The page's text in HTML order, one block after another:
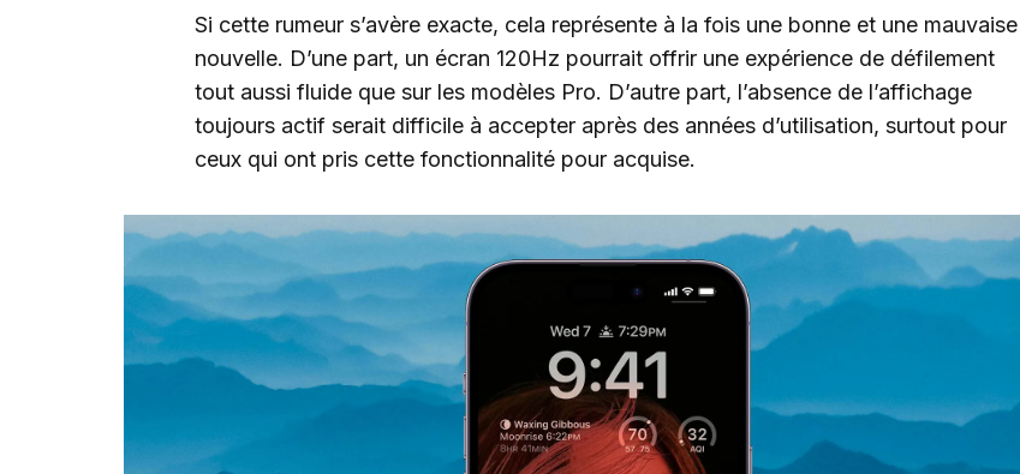
Si cette rumeur s’avère exacte, cela représente à la fois une bonne et une mauvaise
nouvelle. D’une part, un écran 120Hz pourrait offrir une expérience de défilement
tout aussi fluide que sur les modèles Pro. D’autre part, l’absence de l’affichage
toujours actif serait difficile à accepter après des années d’utilisation, surtout pour
ceux qui ont pris cette fonctionnalité pour acquise.